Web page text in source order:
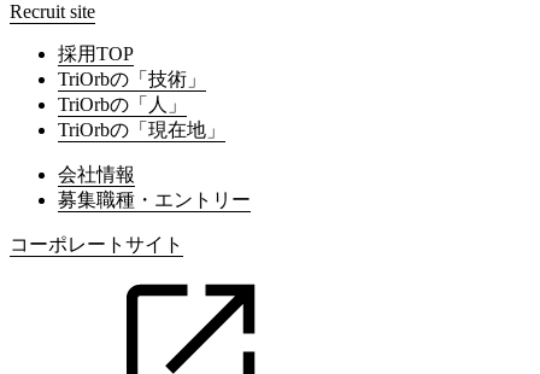
Recruit site
採用TOP
TriOrbの「技術」
TriOrbの「人」
TriOrbの「現在地」
会社情報
募集職種・エントリー
コーポレートサイト